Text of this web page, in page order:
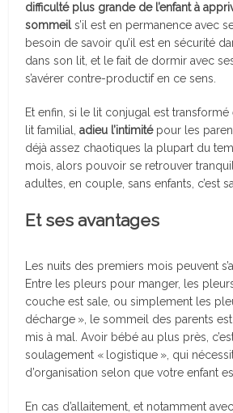
difficulté plus grande de l’enfant à
sommeil s’il est en permanence avec
besoin de savoir qu’il est en sécurité
dans son lit, et le fait de dormir avec
s’avérer contre-productif en ce sens.
Et enfin, si le lit conjugal est
lit familial,adieu l’intimitépour les
déjà assez chaotiques la plupart du
mois, alors pouvoir se retrouver
adultes, en couple, sans enfants, c’est
Et ses avantages
Les nuits des premiers mois peuvent
Entre les pleurs pour manger, les
couche est sale, ou simplement les
décharge », le sommeil des parents
mis à mal. Avoir bébé au plus près,
soulagement « logistique », qui
d’organisation selon que votre enfant
En cas d’allaitement, et notamment